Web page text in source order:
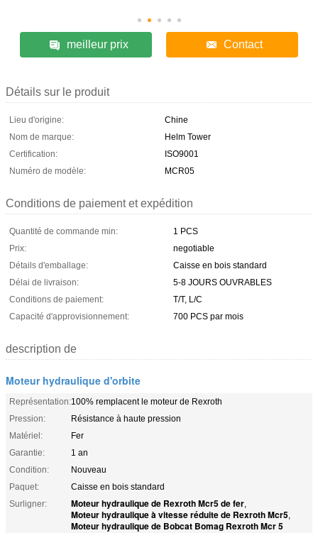
meilleur prix Contact
Détails sur le produit
Lieu d'origine:
Chine
Nom de marque:
Helm Tower
Certification:
ISO9001
Numéro de modèle:
MCR05
Conditions de paiement et expédition
Quantité de commande min:
1 PCS
Prix:
negotiable
Détails d'emballage:
Caisse en bois standard
Délai de livraison:
5-8 JOURS OUVRABLES
Conditions de paiement:
T/T, L/C
Capacité d'approvisionnement:
700 PCS par mois
description de
Moteur hydraulique d'orbite
Représentation:100% remplacent le moteur de Rexroth
Pression:
Résistance à haute pression
Matériel:
Fer
Garantie:
1 an
Condition:
Nouveau
Paquet:
Caisse en bois standard
Surligner:
Moteur hydraulique de Rexroth Mcr5 de fer,
Moteur hydraulique à vitesse réduite de Rexroth Mcr5,
Moteur hydraulique de Bobcat Bomag Rexroth Mcr 5